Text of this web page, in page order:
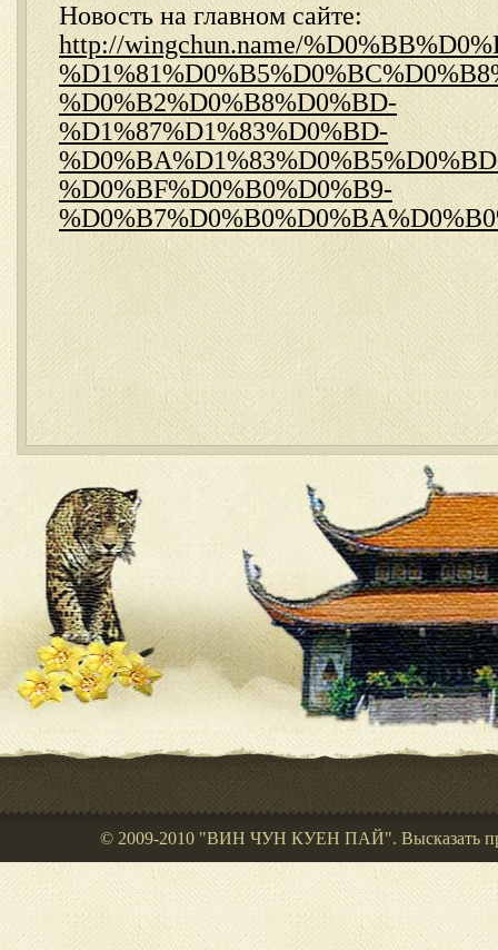
Новость на главном сайте:
http://wingchun.name/
%D0%B2%D0%B8%D0%BD-
%D1%87%D1%83%D0%BD-
%D0%BF%D0%B0%D0%B9-
© 2009-2010 "ВИН ЧУН КУЕН ПАЙ". Высказать